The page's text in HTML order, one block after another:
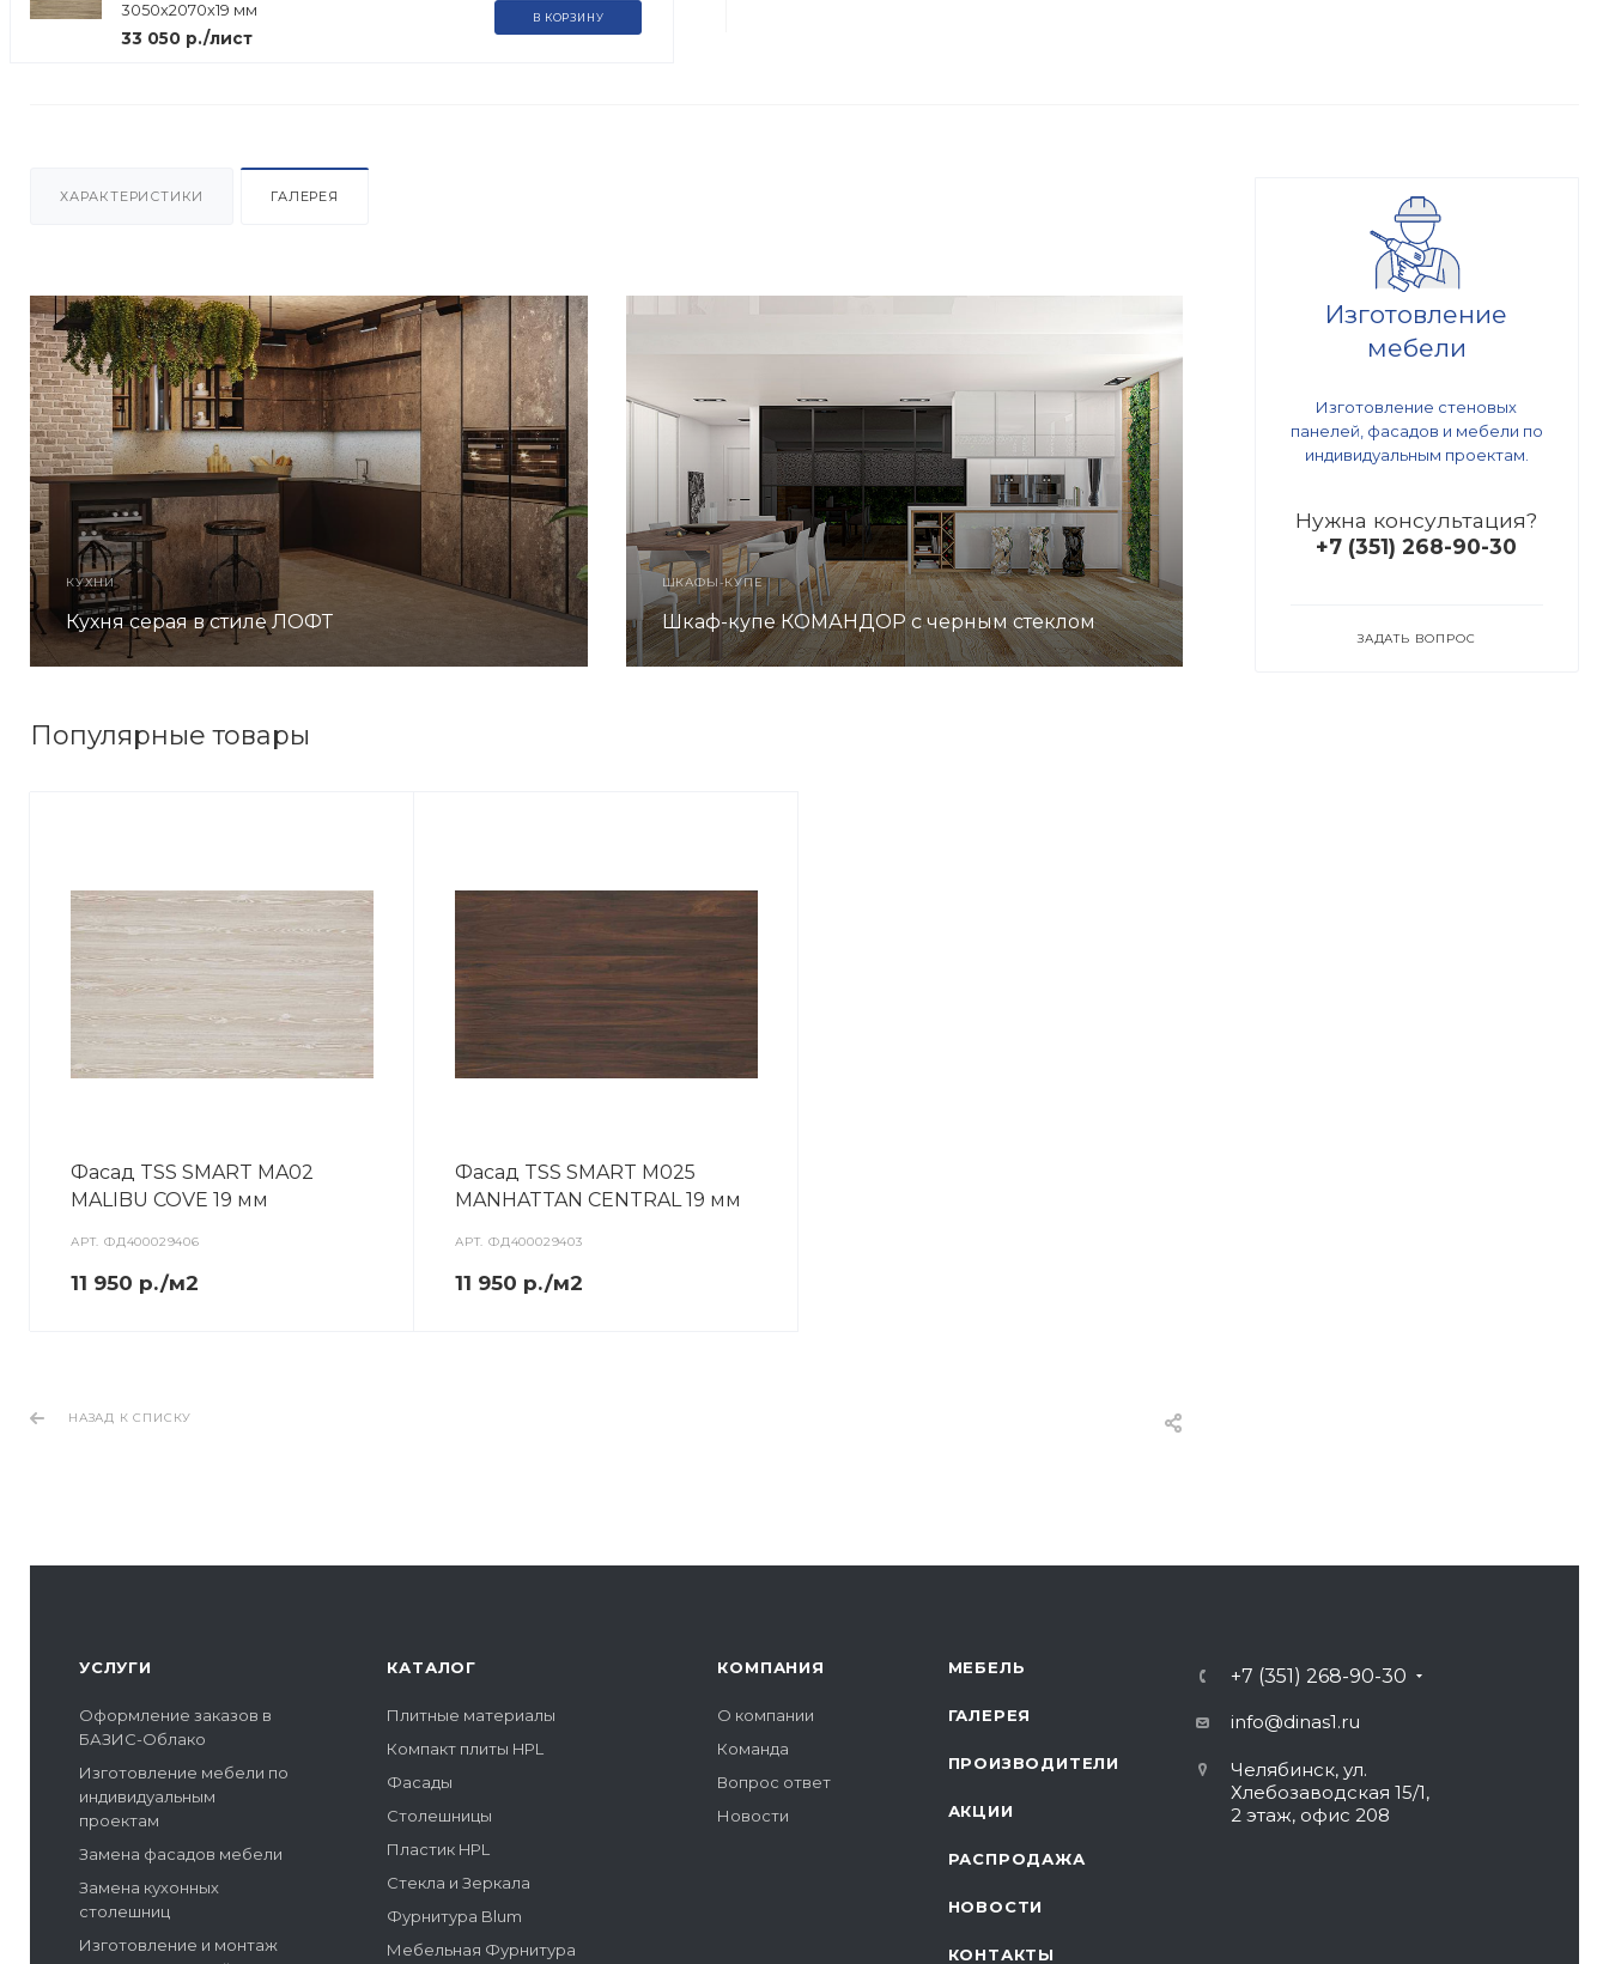
3050х2070х19 мм
33 050 р./лист
В КОРЗИНУ
Изготовление
мебели
Изготовление стеновых
панелей, фасадов и мебели по
индивидуальным проектам.
Нужна консультация?
+7 (351) 268-90-30
ЗАДАТЬ ВОПРОС
ХАРАКТЕРИСТИКИ ГАЛЕРЕЯ
КУХНИ
Кухня серая в стиле ЛОФТ
ШКАФЫ-КУПЕ
Шкаф-купе КОМАНДОР с черным стеклом
Популярные товары
Фасад TSS SMART MA02
MALIBU COVE 19 мм
АРТ.ФД400029406
11 950 р./м2
Фасад TSS SMART M025
MANHATTAN CENTRAL 19 мм
АРТ.ФД400029403
11 950 р./м2
НАЗАД К СПИСКУ
УСЛУГИ
Оформление заказов в
БАЗИС-Облако
Изготовление мебели по
индивидуальным
проектам
Замена фасадов мебели
Замена кухонных
столешниц
Изготовление и монтаж
КАТАЛОГ
Плитные материалы
Компакт плиты HPL
Фасады
Столешницы
Пластик HPL
Стекла и Зеркала
Фурнитура Blum
Мебельная Фурнитура
КОМПАНИЯ
О компании
Команда
Вопрос ответ
Новости
МЕБЕЛЬ
ГАЛЕРЕЯ
ПРОИЗВОДИТЕЛИ
АКЦИИ
РАСПРОДАЖА
НОВОСТИ
КОНТАКТЫ
+7 (351) 268-90-30
info@dinas1.ru
Челябинск, ул.
Хлебозаводская 15/1,
2 этаж, офис 208